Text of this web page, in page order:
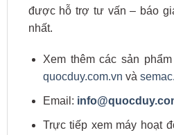
được hỗ trợ tư vấn – báo
nhất.
Xem thêm các sản
quocduy.com.vn và
Email:
Trực tiếp xem máy hoạt